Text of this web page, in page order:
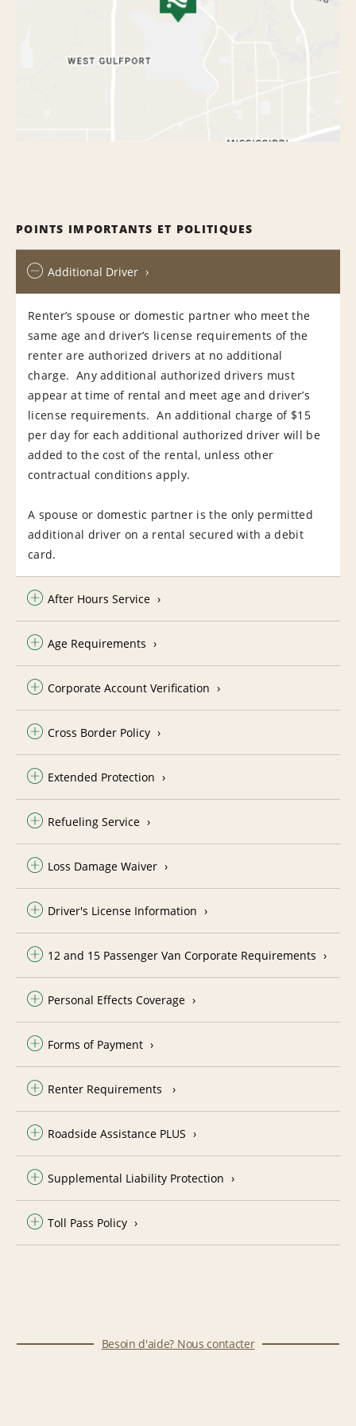
POINTS IMPORTANTS ET POLITIQUES
Additional Driver
Renter’s spouse or domestic partner who meet the
same age and driver’s license requirements of the
renter are authorized drivers at no additional
charge. Any additional authorized drivers must
appear at time of rental and meet age and driver’s
license requirements. An additional charge of $15
per day for each additional authorized driver will be
added to the cost of the rental, unless other
contractual conditions apply.
A spouse or domestic partner is the only permitted
additional driver on a rental secured with a debit
card.
After Hours Service
Age Requirements
Corporate Account Verification
Cross Border Policy
Extended Protection
Refueling Service
Loss Damage Waiver
Driver's License Information
12 and 15 Passenger Van Corporate Requirements
Personal Effects Coverage
Forms of Payment
Renter Requirements
Roadside Assistance PLUS
Supplemental Liability Protection
Toll Pass Policy
Besoin d'aide? Nous contacter